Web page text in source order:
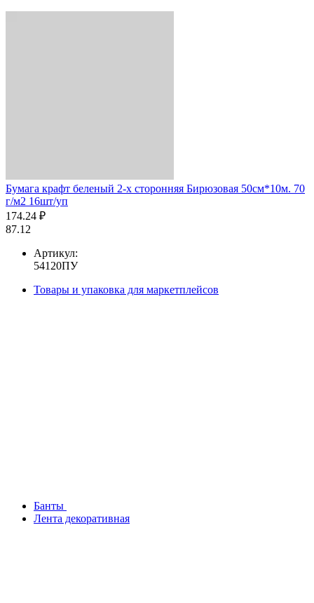
Бумага крафт беленый 2-х сторонняя Бирюзовая 50см*10м. 70
г/м2 16шт/уп
174.24 ₽
87.12
Артикул:
54120ПУ
Товары и упаковка для маркетплейсов
Банты
Лента декоративная